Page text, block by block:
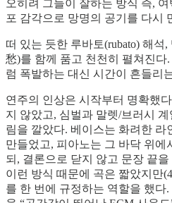
오히려 그들이 잘하는 방식 즉,
포 감각으로 망명의 공기를 다시
떠 있는 듯한 루바토(rubato) 해석
愁)를 함께 품고 천천히 펼쳐진다.
럼 폭발하는 대신 시간이 흔들리
연주의 인상은 시작부터 명확했
지 않았고, 심벌과 말렛/브러시
림을 깔았다. 베이스는 화려한 라
만들었고, 피아노는 그 바닥 위에
되, 결론으로 닫지 않고 문장 끝
이런 방식 때문에 곡은 짧았지만
를 한 번에 규정하는 역할을 했다